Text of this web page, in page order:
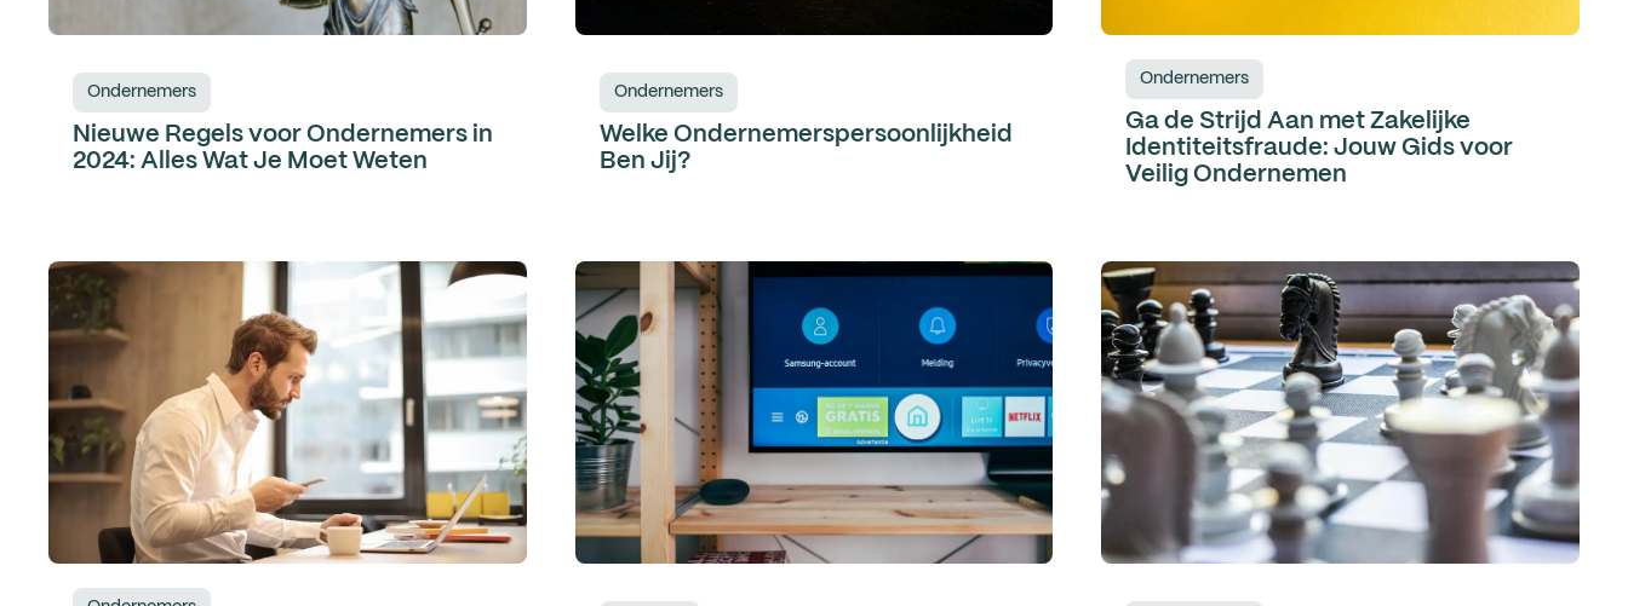
Ondernemers
Nieuwe Regels voor Ondernemers in
2024: Alles Wat Je Moet Weten
Ondernemers
Welke Ondernemerspersoonlijkheid
Ben Jij?
Ondernemers
Ga de Strijd Aan met Zakelijke
Identiteitsfraude: Jouw Gids voor
Veilig Ondernemen